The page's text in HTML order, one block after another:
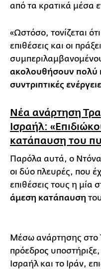
από τα κρατικά μέσα
«Ωστόσο, τονίζεται
επιθέσεις και οι
ακολουθήσουν πολύ
συντριπτικές
Νέα ανάρτηση
Ισραήλ:
κατάπαυση του
Παρόλα αυτά, ο
οι δύο πλευρές, που
επιθέσεις τους η μία
άμεση κατάπαυση
Μέσω ανάρτησης στο
πρόεδρος
Ισραήλ και το Ιράν,